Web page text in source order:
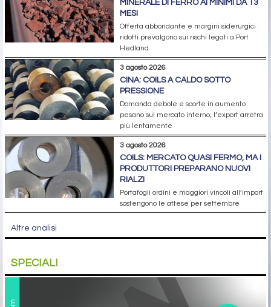
MINERALE DI FERRO AI MINIMI DA 13
MESI
Offerta abbondante e margini siderurgici
ridotti prevalgono sui rischi legati a Port
Hedland
3 agosto 2026
CINA: COILS A CALDO SOTTO
PRESSIONE
Domanda debole e scorte in aumento
pesano sul mercato interno; l’export arretra
più lentamente
3 agosto 2026
COILS: MERCATO QUASI FERMO, MA I
PRODUTTORI PREPARANO NUOVI
RIALZI
Portafogli ordini e maggiori vincoli all’import
sostengono le attese per settembre
Altre analisi
SPECIALI